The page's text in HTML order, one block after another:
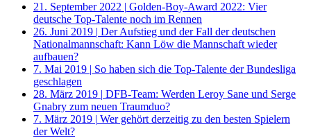
21. September 2022 | Golden-Boy-Award 2022: Vier
deutsche Top-Talente noch im Rennen
26. Juni 2019 | Der Aufstieg und der Fall der deutschen
Nationalmannschaft: Kann Löw die Mannschaft wieder
aufbauen?
7. Mai 2019 | So haben sich die Top-Talente der Bundesliga
geschlagen
28. März 2019 | DFB-Team: Werden Leroy Sane und Serge
Gnabry zum neuen Traumduo?
7. März 2019 | Wer gehört derzeitig zu den besten Spielern
der Welt?